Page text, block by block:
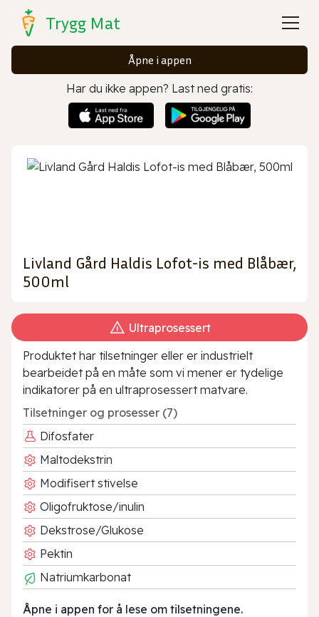
Trygg Mat
Åpne i appen
Har du ikke appen? Last ned gratis:
Livland Gård Haldis Lofot-is med Blåbær,
500ml
Ultraprosessert
Produktet har tilsetninger eller er industrielt
bearbeidet på en måte som vi mener er tydelige
indikatorer på en ultraprosessert matvare.
Tilsetninger og prosesser (7)
Difosfater
Maltodekstrin
Modifisert stivelse
Oligofruktose/inulin
Dekstrose/Glukose
Pektin
Natriumkarbonat
Åpne i appen for å lese om tilsetningene.